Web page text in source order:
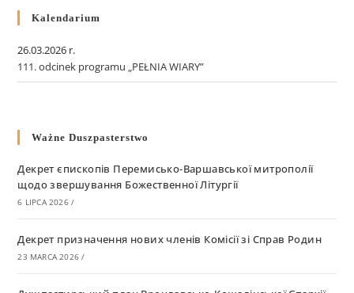
Kalendarium
26.03.2026 r.
111. odcinek programu „PEŁNIA WIARY”
Ważne Duszpasterstwo
Декрет єпископів Перемисько-Варшавської митрополії
щодо звершування Божественної Літургії
6 LIPCA 2026 /
Декрет призначення нових членів Комісії зі Справ Родин
23 MARCA 2026 /